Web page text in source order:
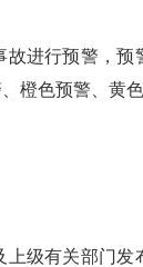
进行预警，
橙色预警、黄色
级有关部门